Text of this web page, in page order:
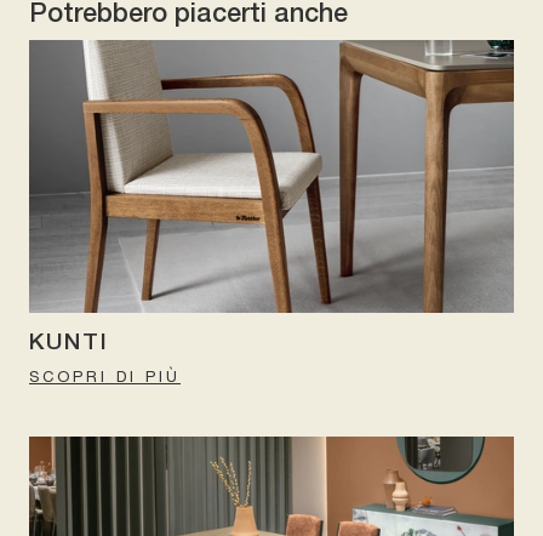
Potrebbero piacerti anche
KUNTI
SCOPRI DI PIÙ